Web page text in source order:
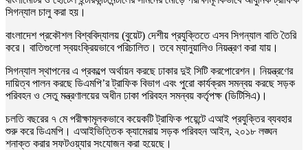
সিগন্যাল চালু করা হয়।
বাংলাদেশ প্রকৌশল বিশ্ববিদ্যালয় (বুয়েট) দেশীয় প্রযুক্তিতে এসব সিগন্যাল বাতি তৈরি
করে। বাতিগুলো স্বয়ংক্রিয়ভাবে পরিচালিত। তবে ম্যানুয়ালিও নিয়ন্ত্রণ করা যায়।
সিগন্যাল স্থাপনের এ প্রকল্পে অর্থায়ন করছে ঢাকার দুই সিটি করপোরেশন। নিয়ন্ত্রণের
দায়িত্ব পালন করছে ডিএমপি’র ট্রাফিক বিভাগ এবং পুরো কার্যক্রম সমন্বয় করছে সড়ক
পরিবহন ও সেতু মন্ত্রণালয়ের অধীন ঢাকা পরিবহন সমন্বয় কর্তৃপক্ষ (ডিটিসিএ)।
চলতি বছরের ৭ মে পরীক্ষামূলকভাবে কয়েকটি ট্রাফিক পয়েন্টে এআই প্রযুক্তির ব্যবহার
শুরু করে ডিএমপি। এআইভিত্তিক ক্যামেরায় সড়ক পরিবহন আইন, ২০১৮ লঙ্ঘন
শনাক্ত করার সফটওয়্যার সংযোজন করা হয়েছে।